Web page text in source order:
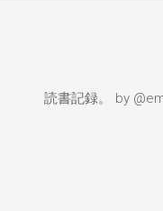
読書記録。 by